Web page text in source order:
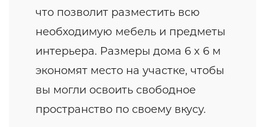
что позволит разместить всю
необходимую мебель и предметы
интерьера. Размеры дома 6 x 6 м
экономят место на участке, чтобы
вы могли освоить свободное
пространство по своему вкусу.